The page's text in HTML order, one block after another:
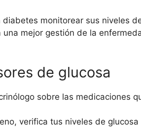
monitorear sus niveles
mejor gestión de la
de glucosa
sobre las medicaciones
verifica tus niveles de